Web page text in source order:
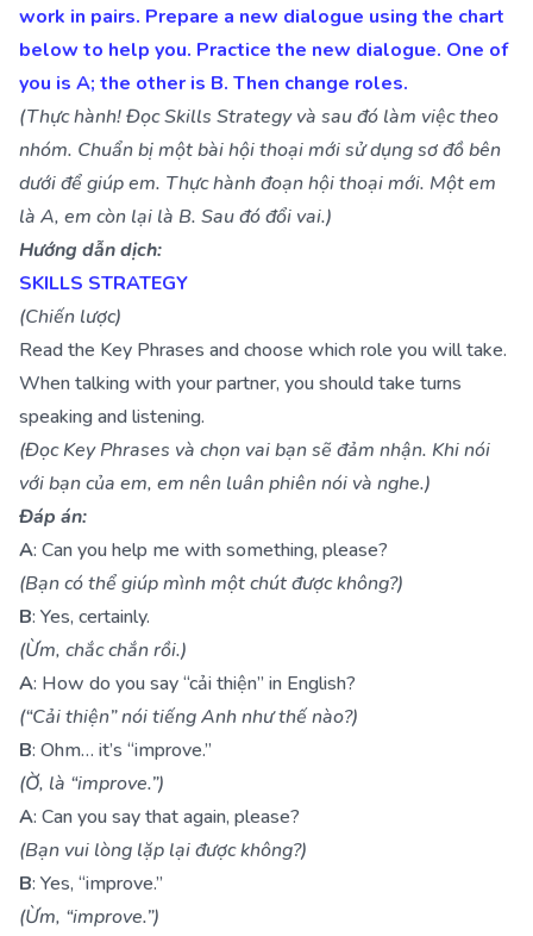
work in pairs. Prepare a new dialogue using the chart
below to help you. Practice the new dialogue. One of
you is A; the other is B. Then change roles.
(Thực hành! Đọc Skills Strategy và sau đó làm việc theo
nhóm. Chuẩn bị một bài hội thoại mới sử dụng sơ đồ bên
dưới để giúp em. Thực hành đoạn hội thoại mới. Một em
là A, em còn lại là B. Sau đó đổi vai.)
Hướng dẫn dịch:
SKILLS STRATEGY
(Chiến lược)
Read the Key Phrases and choose which role you will take.
When talking with your partner, you should take turns
speaking and listening.
(Đọc Key Phrases và chọn vai bạn sẽ đảm nhận. Khi nói
với bạn của em, em nên luân phiên nói và nghe.)
Đáp án:
A: Can you help me with something, please?
(Bạn có thể giúp mình một chút được không?)
B: Yes, certainly.
(Ừm, chắc chắn rồi.)
A: How do you say “cải thiện” in English?
(“Cải thiện” nói tiếng Anh như thế nào?)
B: Ohm… it’s “improve.”
(Ờ, là “improve.”)
A: Can you say that again, please?
(Bạn vui lòng lặp lại được không?)
B: Yes, “improve.”
(Ừm, “improve.”)